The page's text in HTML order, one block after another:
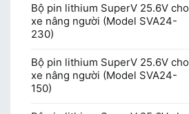
Bộ pin lithium SuperV 25.6V cho
xe nâng người (Model SVA24-
230)
Bộ pin lithium SuperV 25.6V cho
xe nâng người (Model SVA24-
150)